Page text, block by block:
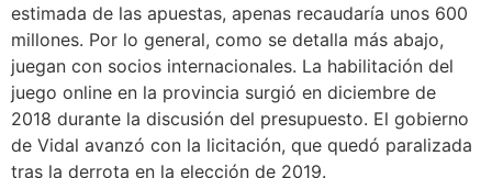
estimada de las apuestas, apenas recaudaría unos 600
millones. Por lo general, como se detalla más abajo,
juegan con socios internacionales. La habilitación del
juego online en la provincia surgió en diciembre de
2018 durante la discusión del presupuesto. El gobierno
de Vidal avanzó con la licitación, que quedó paralizada
tras la derrota en la elección de 2019.